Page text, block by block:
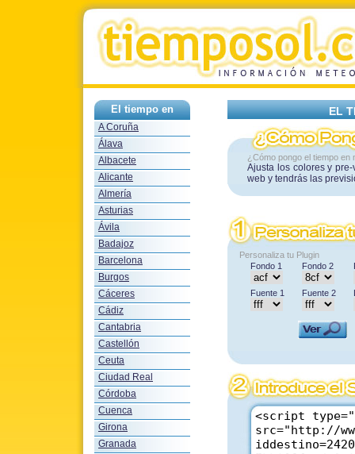
El tiempo en
A Coruña
Álava
Albacete
Alicante
Almería
Asturias
Ávila
Badajoz
Barcelona
Burgos
Cáceres
Cádiz
Cantabria
Castellón
Ceuta
Ciudad Real
Córdoba
Cuenca
Girona
Granada
EL
¿Cómo pongo el tiempo en
Ajusta los colores y
web y tendrás las
Personaliza tu Plugin
Fondo 1
Fondo 2
Fuente 1 Fuente 2